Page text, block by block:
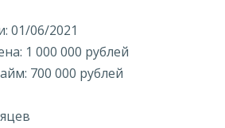
01/06/2021
1 000 000 рублей
700 000 рублей